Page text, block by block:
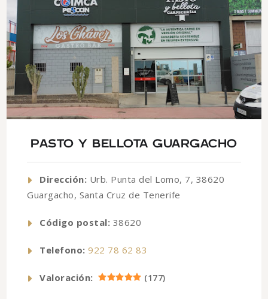
PASTO Y BELLOTA GUARGACHO
Dirección: Urb. Punta del Lomo, 7, 38620
Guargacho, Santa Cruz de Tenerife
Código postal: 38620
Telefono: 922 78 62 83
Valoración: (177)